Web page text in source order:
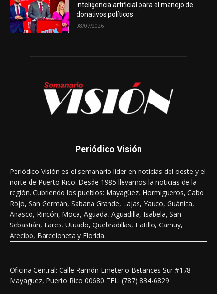
inteligencia artificial para el manejo de
donativos políticos
08/07/2026
Periódico Visión
Periódico Visión es el semanario líder en noticias del oeste y el
norte de Puerto Rico. Desde 1985 llevamos la noticias de la
región. Cubriendo los pueblos: Mayagüez, Hormigueros, Cabo
Rojo, San Germán, Sabana Grande, Lajas, Yauco, Guánica,
Añasco, Rincón, Moca, Aguada, Aguadilla, Isabela, San
Sebastián, Lares, Utuado, Quebradillas, Hatillo, Camuy,
Arecibo, Barceloneta y Florida.
Oficina Central: Calle Ramón Emeterio Betances Sur #178
Mayaguez, Puerto Rico 00680 TEL: (787) 834-6829